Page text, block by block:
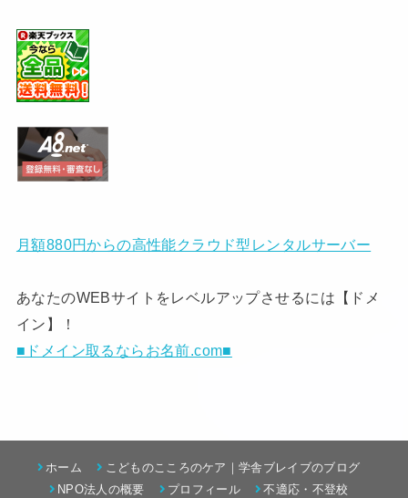
月額880円からの高性能クラウド型レンタルサーバー
あなたのWEBサイトをレベルアップさせるには【ドメ
イン】！
■ドメイン取るならお名前.com■
ホーム
こどものこころのケア｜学舎ブレイブのブログ
NPO法人の概要
プロフィール 不適応・不登校